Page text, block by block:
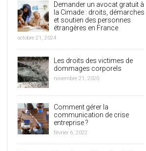
Demander un avocat gratuit à
la Cimade : droits, démarches
et soutien des personnes
étrangères en France
octobre 21, 2024
Les droits des victimes de
dommages corporels
novembre 21, 2020
Comment gérer la
communication de crise
entreprise ?
février 6, 2022